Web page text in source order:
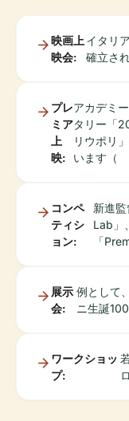
映画上
映会:
イタリ
確立さ
プレ
ミア
上
映:
アカデミ
タリー「
リウポリ
います（
コンペ
ティシ
ョン:
新進
Lab」
「
展示
会:
例として
ニ生誕
ワークショッ
プ: